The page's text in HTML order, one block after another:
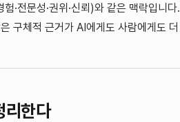
·전문성·권위·신뢰)와 같은 맥락입니
구체적 근거가 AI에게도 사람에게도
리한다